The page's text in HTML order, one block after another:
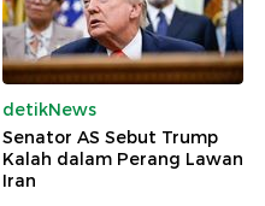
detikNews
Senator AS Sebut Trump
Kalah dalam Perang Lawan
Iran